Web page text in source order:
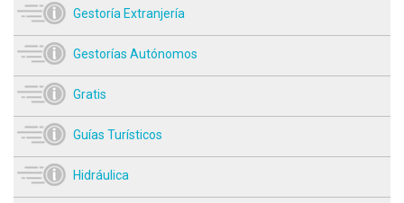
Gestoría Extranjería
Gestorías Autónomos
Gratis
Guías Turísticos
Hidráulica